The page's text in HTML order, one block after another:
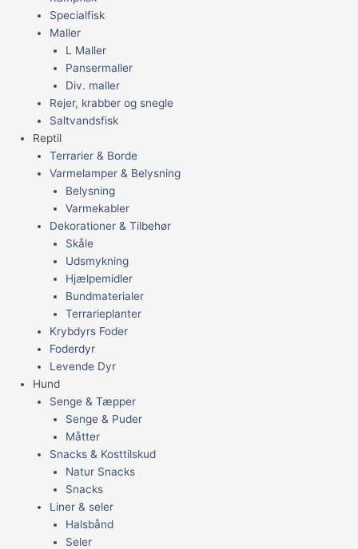
Specialfisk
Maller
L Maller
Pansermaller
Div. maller
Rejer, krabber og snegle
Saltvandsfisk
Reptil
Terrarier & Borde
Varmelamper & Belysning
Belysning
Varmekabler
Dekorationer & Tilbehør
Skåle
Udsmykning
Hjælpemidler
Bundmaterialer
Terrarieplanter
Krybdyrs Foder
Foderdyr
Levende Dyr
Hund
Senge & Tæpper
Senge & Puder
Måtter
Snacks & Kosttilskud
Natur Snacks
Snacks
Liner & seler
Halsbånd
Seler